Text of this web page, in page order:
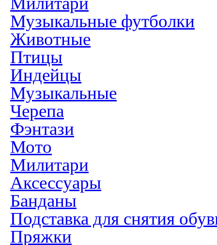
Музыкальные футболки
Животные
Птицы
Индейцы
Музыкальные
Черепа
Фэнтази
Мото
Милитари
Аксессуары
Банданы
Подставка для снятия
Пряжки